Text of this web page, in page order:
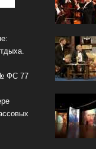
ФС 77